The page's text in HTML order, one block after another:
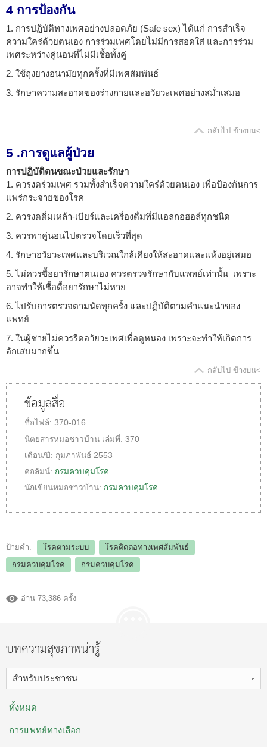
4 การป้องกัน
1. การปฏิบัติทางเพศอย่างปลอดภัย (Safe sex) ได้แก่ การสำเร็จ
ความใคร่ด้วยตนเอง การร่วมเพศโดยไม่มีการสอดใส่ และการร่วม
เพศระหว่างคู่นอนที่ไม่มีเชื้อทั้งคู่
2. ใช้ถุงยางอนามัยทุกครั้งที่มีเพศสัมพันธ์
3. รักษาความสะอาดของร่างกายและอวัยวะเพศอย่างสม่ำเสมอ
กลับไป ข้างบน<
5 .การดูแลผู้ป่วย
การปฏิบัติตนขณะป่วยและรักษา
1. ควรงดร่วมเพศ รวมทั้งสำเร็จความใคร่ด้วยตนเอง เพื่อป้องกันการ
แพร่กระจายของโรค
2. ควรงดดื่มเหล้า-เบียร์และเครื่องดื่มที่มีแอลกอฮอล์ทุกชนิด
3. ควรพาคู่นอนไปตรวจโดยเร็วที่สุด
4. รักษาอวัยวะเพศและบริเวณใกล้เคียงให้สะอาดและแห้งอยู่เสมอ
5. ไม่ควรซื้อยารักษาตนเอง ควรตรวจรักษากับแพทย์เท่านั้น เพราะ
อาจทำให้เชื้อดื้อยารักษาไม่หาย
6. ไปรับการตรวจตามนัดทุกครั้ง และปฏิบัติตามคำแนะนำของ
แพทย์
7. ในผู้ชายไม่ควรรีดอวัยวะเพศเพื่อดูหนอง เพราะจะทำให้เกิดการ
อักเสบมากขึ้น
กลับไป ข้างบน<
ข้อมูลสื่อ
ชื่อไฟล์: 370-016
นิตยสารหมอชาวบ้าน เล่มที่: 370
เดือน/ปี: กุมภาพันธ์ 2553
คอลัมน์: กรมควบคุมโรค
นักเขียนหมอชาวบ้าน: กรมควบคุมโรค
ป้ายคำ: โรคตามระบบ
โรคติดต่อทางเพศสัมพันธ์
กรมควบคุมโรค
กรมควบคุมโรค
อ่าน 73,386 ครั้ง
บทความสุขภาพน่ารู้
สำหรับประชาชน
ทั้งหมด
การแพทย์ทางเลือก